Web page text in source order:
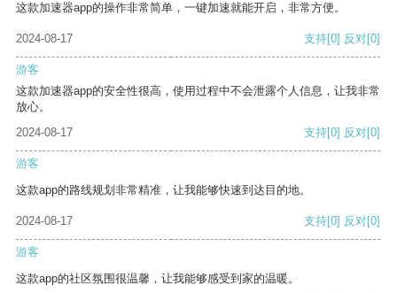
这款加速器app的操作非常简单，一键加速就能开启，非常方便。
2024-08-17 支持[0] 反对[0]
游客
这款加速器app的安全性很高，使用过程中不会泄露个人信息，让我非常
放心。
2024-08-17
支持[0] 反对[0]
游客
这款app的路线规划非常精准，让我能够快速到达目的地。
2024-08-17 支持[0] 反对[0]
游客
这款app的社区氛围很温馨，让我能够感受到家的温暖。